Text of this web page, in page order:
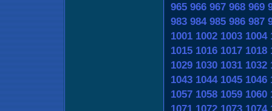
965 966 967 968 969
983 984 985 986 987
1001 1002 1003 1004
1015 1016 1017 1018
1029 1030 1031 1032
1043 1044 1045 1046
1057 1058 1059 1060
1071 1072 1073 1074